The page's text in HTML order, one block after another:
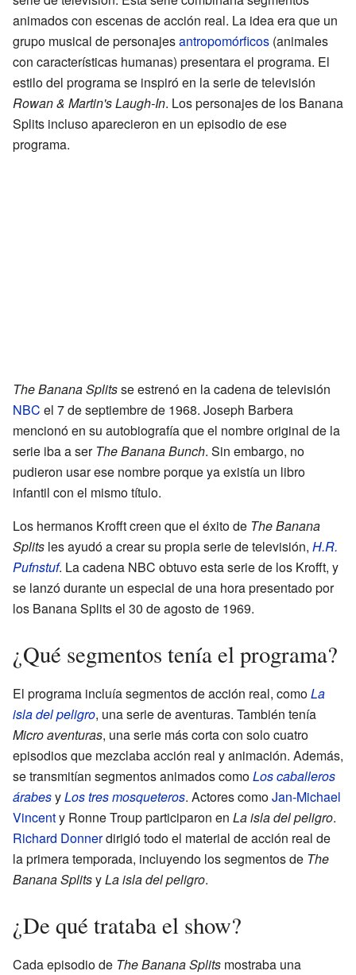
animados con escenas de acción real. La idea era que un
grupo musical de personajesantropomórficos (animales
con características humanas) presentara el programa. El
estilo del programa se inspiró en la serie de televisión
Rowan & Martin's Laugh-In. Los personajes de los Banana
Splits incluso aparecieron en un episodio de ese
programa.
The Banana Splitsse estrenó en la cadena de televisión
NBC el 7 de septiembre de 1968. Joseph Barbera
mencionó en su autobiografía que el nombre original de la
serie iba a serThe Banana Bunch. Sin embargo, no
pudieron usar ese nombre porque ya existía un libro
infantil con el mismo título.
Los hermanos Krofft creen que el éxito de The Banana
Splits les ayudó a crear su propia serie de televisión, H.R.
Pufnstuf. La cadena NBC obtuvo esta serie de los Krofft, y
se lanzó durante un especial de una hora presentado por
los Banana Splits el 30 de agosto de 1969.
¿Qué segmentos tenía el programa?
El programa incluía segmentos de acción real, comoLa
isla del peligro, una serie de aventuras. También tenía
Micro aventuras, una serie más corta con solo cuatro
episodios que mezclaba acción real y animación. Además,
se transmitían segmentos animados comoLos caballeros
árabesyLos tres mosqueteros. Actores comoJan-Michael
Vincenty Ronne Troup participaron en La isla del peligro.
Richard Donnerdirigió todo el material de acción real de
la primera temporada, incluyendo los segmentos de The
Banana SplitsyLa isla del peligro.
¿De qué trataba el show?
Cada episodio de The Banana Splits mostraba una